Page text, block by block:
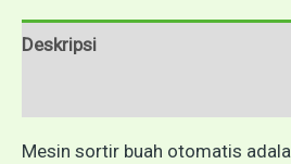
Deskripsi
Mesin sortir buah otomatis